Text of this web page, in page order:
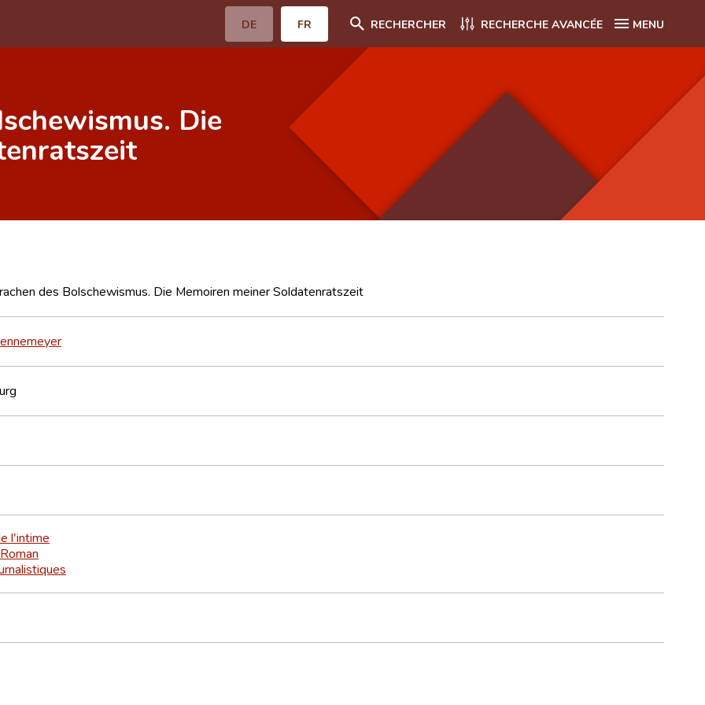
DE FR RECHERCHER RECHERCHE AVANCÉE MENU
Die
des Bolschewismus. Die Memoiren meiner Soldatenratszeit
l'intime
Roman